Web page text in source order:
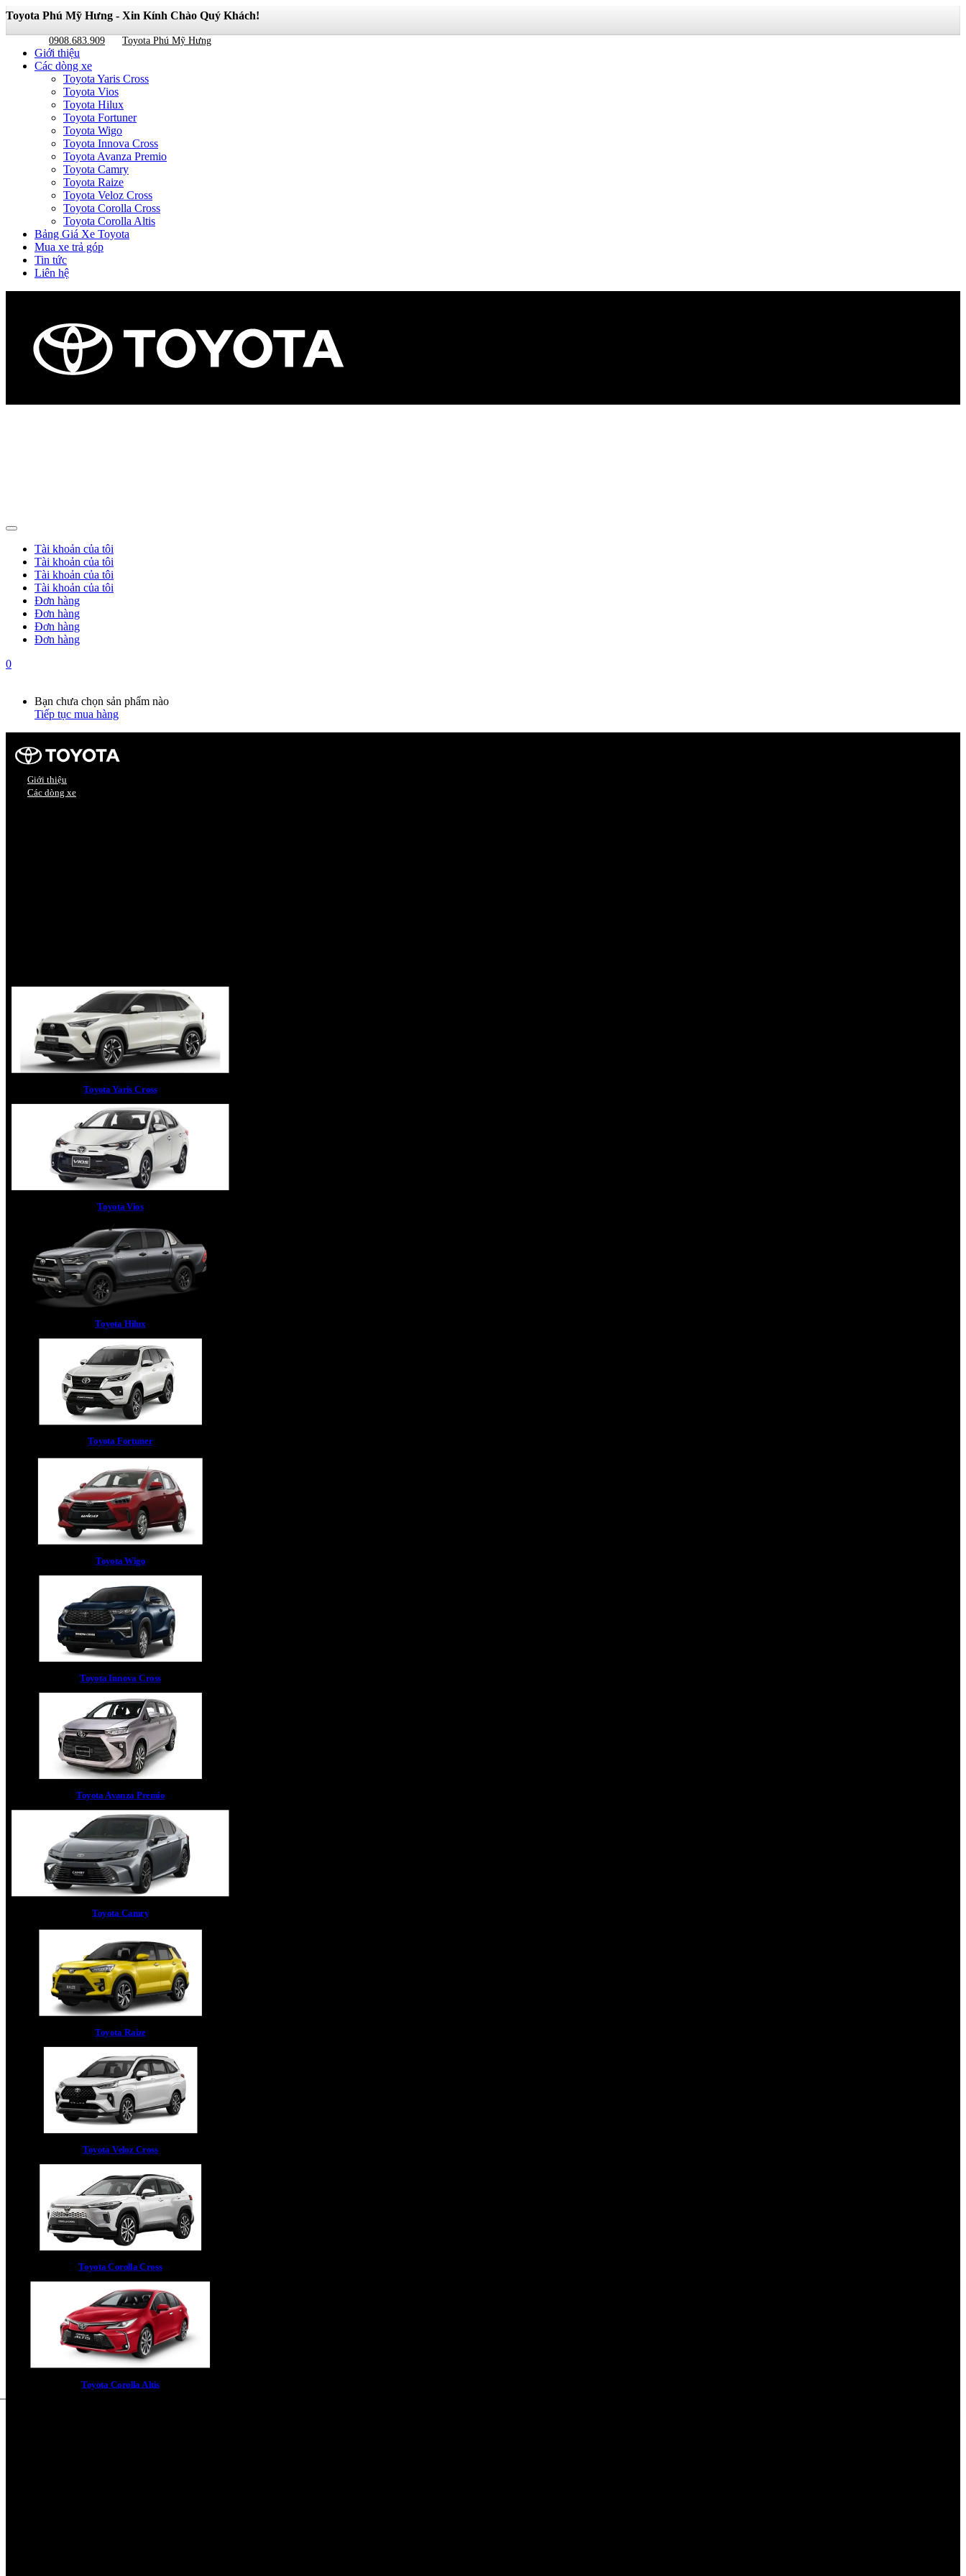
Toyota Phú Mỹ Hưng - Xin Kính Chào Quý Khách!
0908.683.909 Toyota Phú Mỹ Hưng
Giới thiệu
Các dòng xe
Toyota Yaris Cross
Toyota Vios
Toyota Hilux
Toyota Fortuner
Toyota Wigo
Toyota Innova Cross
Toyota Avanza Premio
Toyota Camry
Toyota Raize
Toyota Veloz Cross
Toyota Corolla Cross
Toyota Corolla Altis
Bảng Giá Xe Toyota
Mua xe trả góp
Tin tức
Liên hệ
Tài khoản của tôi
Tài khoản của tôi
Tài khoản của tôi
Tài khoản của tôi
Đơn hàng
Đơn hàng
Đơn hàng
Đơn hàng
0
Bạn chưa chọn sản phẩm nào
Tiếp tục mua hàng
Giới thiệu
Các dòng xe
Toyota Yaris Cross
Toyota Vios
Toyota Hilux
Toyota Fortuner
Toyota Wigo
Toyota Innova Cross
Toyota Avanza Premio
Toyota Camry
Toyota Raize
Toyota Veloz Cross
Toyota Corolla Cross
Toyota Corolla Altis